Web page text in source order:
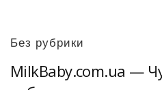
Без рубрики
MilkBaby.com.ua —